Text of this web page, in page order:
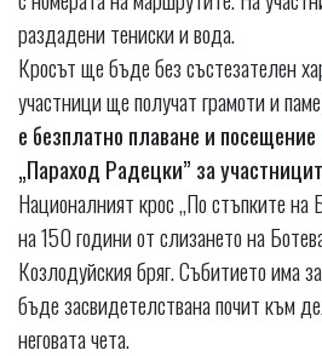
раздадени тениски и вода.
Кросът ще бъде без състезателен
участници ще получат грамоти и
е безплатно плаване и
„Параход Радецки” за
Националният крос „По стъпките на
на 150 години от слизането на
Козлодуйския бряг. Събитието има
бъде засвидетелствана почит към
неговата чета.